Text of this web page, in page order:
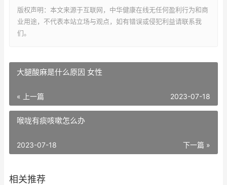
版权声明：本文来源于互联网，中华健康在线无任何盈利行为和商
业用途，不代表本站立场与观点，如有错误或侵犯利益请联系我
们。
大腿酸麻是什么原因 女性
« 上一篇 2023-07-18
喉咙有痰咳嗽怎么办
下一篇 »
2023-07-18
相关推荐